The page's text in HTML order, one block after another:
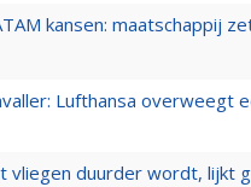
kansen: maatschappij
Lufthansa overweegt
vliegen duurder wordt, lijkt